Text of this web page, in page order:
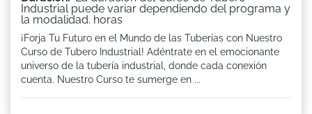
Industrial puede variar dependiendo del programa y
la modalidad. horas
¡Forja Tu Futuro en el Mundo de las Tuberías con Nuestro
Curso de Tubero Industrial! Adéntrate en el emocionante
universo de la tubería industrial, donde cada conexión
cuenta. Nuestro Curso te sumerge en ...